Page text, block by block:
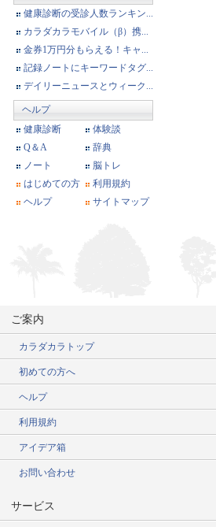
健康診断の受診人数ランキン...
カラダカラモバイル（β）携...
金券1万円分もらえる！キャ...
記録ノートにキーワードタグ...
デイリーニュースとウィーク...
ヘルプ
健康診断
体験談
Q＆A
辞典
ノート
脳トレ
はじめての方
利用規約
ヘルプ
サイトマップ
ご案内
カラダカラトップ
初めての方へ
ヘルプ
利用規約
アイデア箱
お問い合わせ
サービス